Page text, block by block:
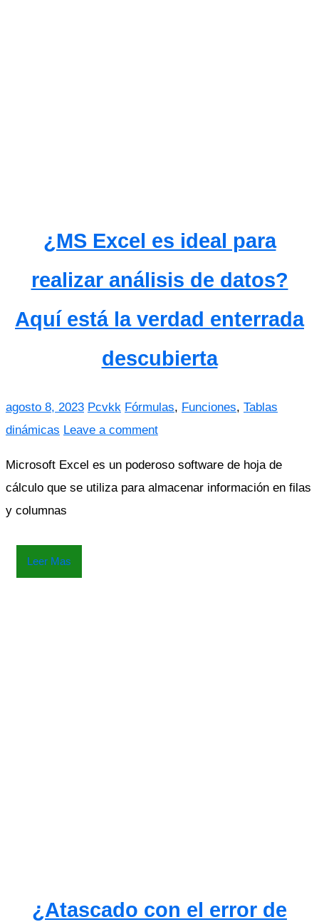
¿MS Excel es ideal para
realizar análisis de datos?
Aquí está la verdad enterrada
descubierta
agosto 8, 2023 Pcvkk Fórmulas, Funciones, Tablas
dinámicas Leave a comment
Microsoft Excel es un poderoso software de hoja de
cálculo que se utiliza para almacenar información en filas
y columnas
Leer Mas
¿Atascado con el error de